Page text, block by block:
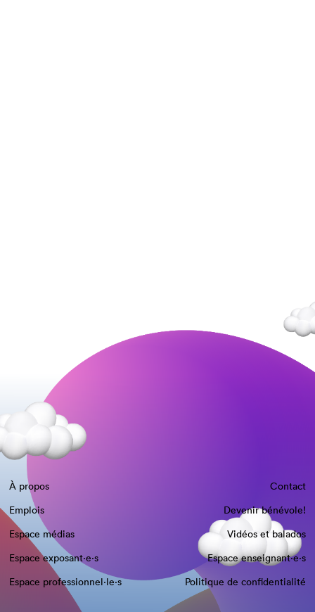
À propos
Contact
Emplois
Devenir bénévole!
Espace médias
Vidéos et balados
Espace exposant·e⋅s
Espace enseignant·e⋅s
Espace professionnel·le⋅s
Politique de confidentialité